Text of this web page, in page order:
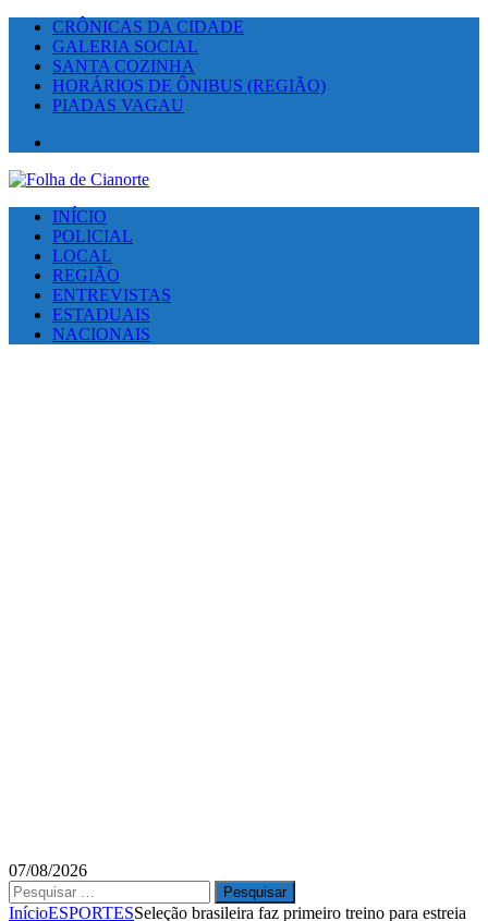
CRÔNICAS DA CIDADE
GALERIA SOCIAL
SANTA COZINHA
HORÁRIOS DE ÔNIBUS (REGIÃO)
PIADAS VAGAU
INÍCIO
POLICIAL
LOCAL
REGIÃO
ENTREVISTAS
ESTADUAIS
NACIONAIS
07/08/2026
Pesquisar
por:
InícioESPORTESSeleção brasileira faz primeiro treino para estreia